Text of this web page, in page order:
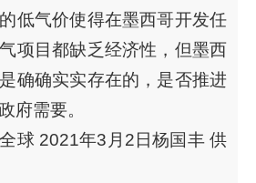
低气价使得在墨西哥开发任
项目都缺乏经济性，但墨西
确确实实存在的，是否推进
府需要。
球 2021年3月2日杨国丰 供